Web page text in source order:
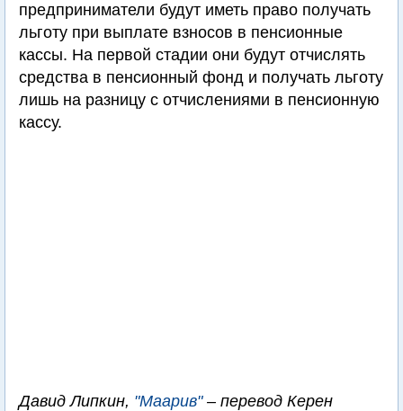
предприниматели будут иметь право получать
льготу при выплате взносов в пенсионные
кассы. На первой стадии они будут отчислять
средства в пенсионный фонд и получать льготу
лишь на разницу с отчислениями в пенсионную
кассу.
Давид Липкин, "Маарив"– перевод Керен